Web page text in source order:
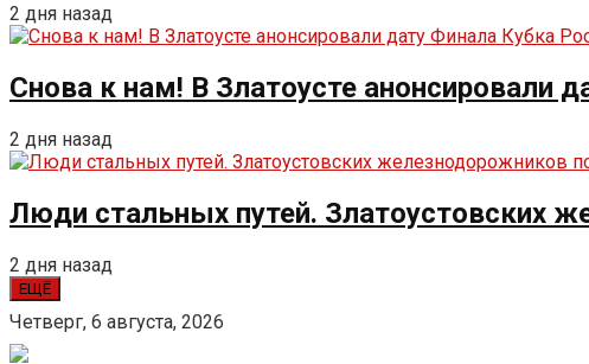
2 дня назад
Снова к нам! В Златоусте анонсировали
2 дня назад
Люди стальных путей. Златоустовских
2 дня назад
ЕЩЁ
Четверг, 6 августа, 2026